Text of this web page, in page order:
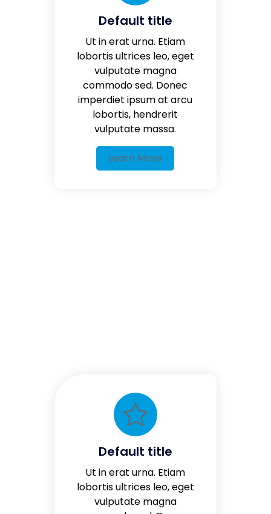
Default title
Ut in erat urna. Etiam
lobortis ultrices leo, eget
vulputate magna
commodo sed. Donec
imperdiet ipsum at arcu
lobortis, hendrerit
vulputate massa.
Learn More
Default title
Ut in erat urna. Etiam
lobortis ultrices leo, eget
vulputate magna